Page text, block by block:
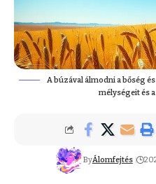
A búzával álmodni a bőség
mélységeit és
ByÁlomfejtés